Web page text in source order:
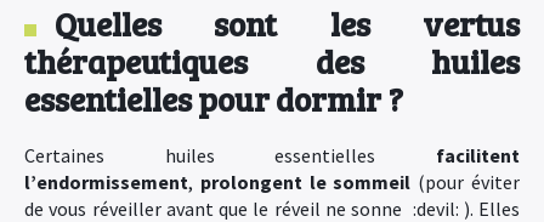
Quelles sont les vertus
thérapeutiques des huiles
essentielles pour dormir ?
Certaines huiles essentielles facilitent
l’endormissement, prolongent le sommeil (pour éviter
de vous réveiller avant que le réveil ne sonne :devil: ). Elles